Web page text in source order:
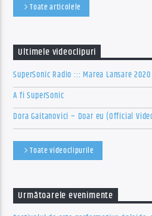
Toate articolele
Ultimele videoclipuri
SuperSonic Radio ::: Marea Lansare 2020
A fi SuperSonic
Dora Gaitanovici – Doar eu (Official
Toate videoclipurile
Următoarele evenimente